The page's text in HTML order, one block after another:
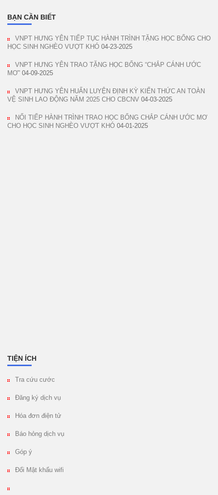
BẠN CẦN BIẾT
VNPT HƯNG YÊN TIẾP TỤC HÀNH TRÌNH TẶNG HỌC BỔNG CHO
HỌC SINH NGHÈO VƯỢT KHÓ 04-23-2025
VNPT HƯNG YÊN TRAO TẶNG HỌC BỔNG “CHẮP CÁNH ƯỚC
MƠ” 04-09-2025
VNPT HƯNG YÊN HUẤN LUYỆN ĐỊNH KỲ KIẾN THỨC AN TOÀN
VỆ SINH LAO ĐỘNG NĂM 2025 CHO CBCNV 04-03-2025
NỐI TIẾP HÀNH TRÌNH TRAO HỌC BỔNG CHẮP CÁNH ƯỚC MƠ
CHO HỌC SINH NGHÈO VƯỢT KHÓ 04-01-2025
TIỆN ÍCH
Tra cứu cước
Đăng ký dịch vụ
Hóa đơn điện tử
Báo hỏng dịch vụ
Góp ý
Đổi Mật khẩu wifi